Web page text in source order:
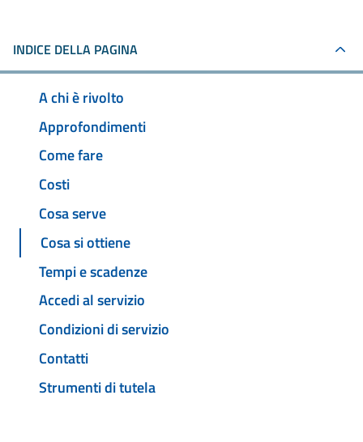
INDICE DELLA PAGINA
A chi è rivolto
Approfondimenti
Come fare
Costi
Cosa serve
Cosa si ottiene
Tempi e scadenze
Accedi al servizio
Condizioni di servizio
Contatti
Strumenti di tutela